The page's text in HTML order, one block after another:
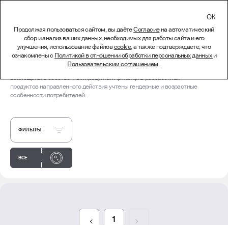
Продукция
Оптимально подобранные комбинации биотехнологических
компонентов с традиционными биологически активными веществами
воплощены в собственных продуктах Артлайф. В разработках
продуктов направленного действия учтены гендерные и возрастные
особенности потребителей.
ФИЛЬТРЫ
ВСЕ
Предыдущая страница
1
Продолжая пользоваться сайтом, вы даётеСогласиена автоматический
сбор и анализ ваших данных, необходимых для работы сайта и его
улучшения, использование файловcookie, а также подтверждаете, что
ознакомлены с Политикой в отношении обработки персональных данныхи
Пользовательским соглашением.